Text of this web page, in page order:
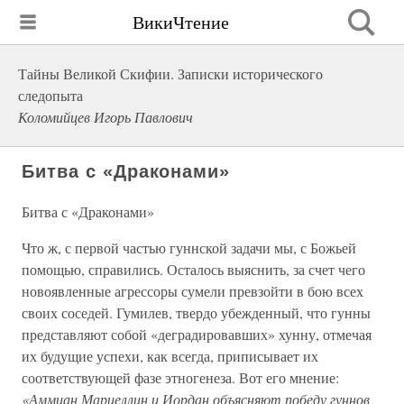
ВикиЧтение
Тайны Великой Скифии. Записки исторического
следопыта
Коломийцев Игорь Павлович
Битва с «Драконами»
Битва с «Драконами»
Что ж, с первой частью гуннской задачи мы, с Божьей
помощью, справились. Осталось выяснить, за счет чего
новоявленные агрессоры сумели превзойти в бою всех
своих соседей. Гумилев, твердо убежденный, что гунны
представляют собой «деградировавших» хунну, отмечая
их будущие успехи, как всегда, приписывает их
соответствующей фазе этногенеза. Вот его мнение:
«Аммиан Марцеллин и Иордан объясняют победу гуннов